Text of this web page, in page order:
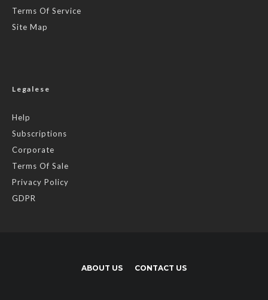
Terms Of Service
Site Map
Legalese
Help
Subscriptions
Corporate
Terms Of Sale
Privacy Policy
GDPR
ABOUT US CONTACT US